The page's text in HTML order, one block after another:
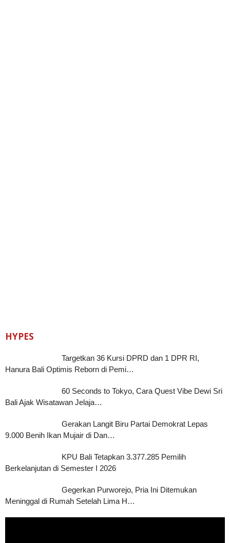
HYPES
Targetkan 36 Kursi DPRD dan 1 DPR RI,
Hanura Bali Optimis Reborn di Pemi…
60 Seconds to Tokyo, Cara Quest Vibe Dewi Sri
Bali Ajak Wisatawan Jelaja…
Gerakan Langit Biru Partai Demokrat Lepas
9.000 Benih Ikan Mujair di Dan…
KPU Bali Tetapkan 3.377.285 Pemilih
Berkelanjutan di Semester I 2026
Gegerkan Purworejo, Pria Ini Ditemukan
Meninggal di Rumah Setelah Lima H…